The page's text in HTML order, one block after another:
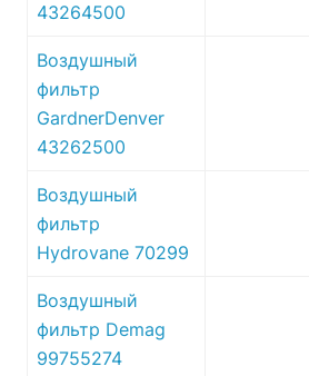
43264500
Воздушный
фильтр
GardnerDenver
43262500
Воздушный
фильтр
Hydrovane 70299
Воздушный
фильтр Demag
99755274